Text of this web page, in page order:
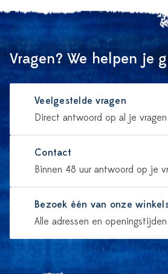
Vragen? We helpen je
Veelgestelde vragen
Direct antwoord op al je vragen
Contact
Binnen 48 uur antwoord op je
Bezoek één van onze
Alle adressen en openingstijden